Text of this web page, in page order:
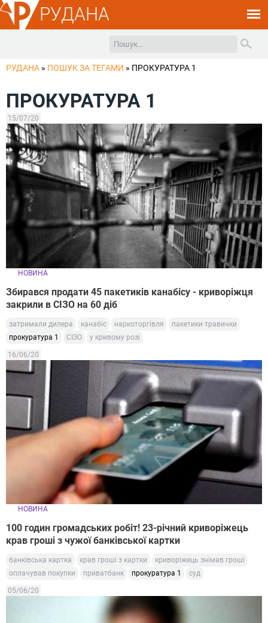
РУДАНА
РУДАНА » ПОШУК ЗА ТЕГАМИ » ПРОКУРАТУРА 1
ПРОКУРАТУРА 1
15/07/20
НОВИНА
Збирався продати 45 пакетиків канабісу - криворіжця
закрили в СІЗО на 60 діб
затримали дилера канабіс наркоторгівля
пакетики травички
прокуратура 1
СІЗО у кривому розі
16/06/20
НОВИНА
100 годин громадських робіт! 23-річний криворіжець
крав гроші з чужої банківської картки
банківська картка крав гроші з картки
криворіжець знімав гроші
оплачував покупки
приватбанк прокуратура 1 суд
05/06/20